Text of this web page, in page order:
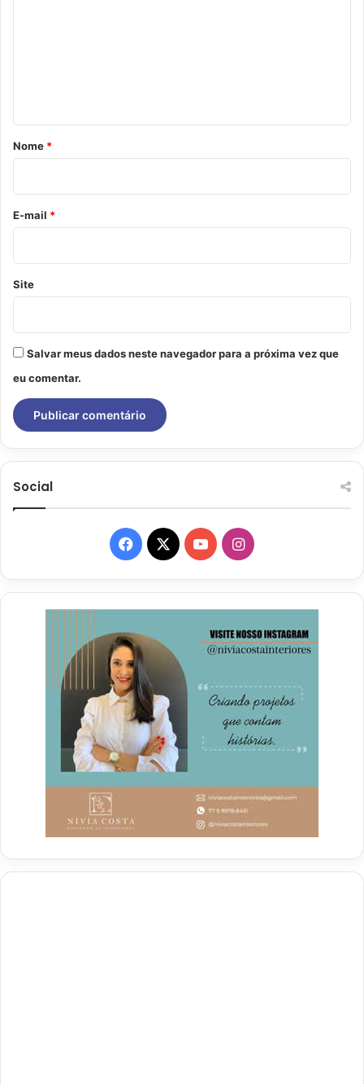
r
o
*
Nome *
E-mail *
Site
Salvar meus dados neste navegador para a próxima vez que
eu comentar.
Social
Facebook
X YouTubeInstagram